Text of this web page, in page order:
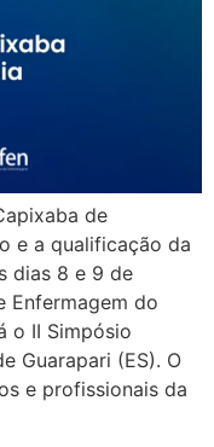
de
e a qualificação da
dias 8 e 9 de
Enfermagem do
o II Simpósio
Guarapari (ES). O
e profissionais da